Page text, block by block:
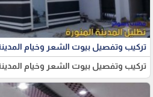
تركيب وتفصيل بيوت الشعر وخيام المدينة
تركيب وتفصيل بيوت الشعر وخيام المدينة